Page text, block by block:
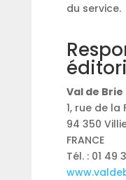
du service.
Val de
1, rue de la
94 350
FRANCE
Tél. : 01 49